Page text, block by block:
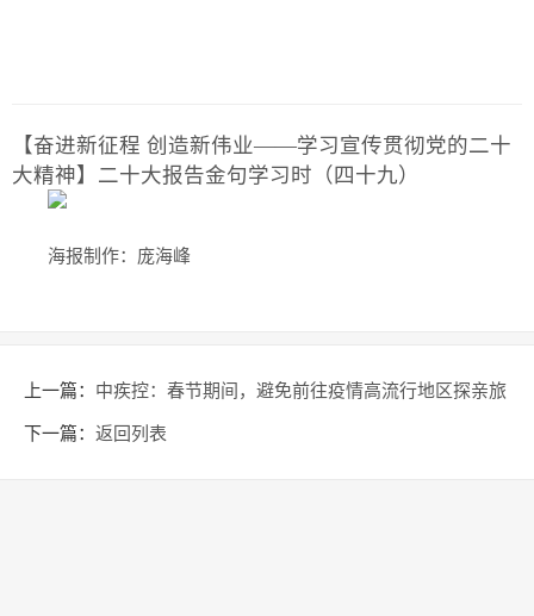
【奋进新征程 创造新伟业——学习宣传贯彻党的二十
大精神】二十大报告金句学习时（四十九）
海报制作：庞海峰
上一篇： 中疾控：春节期间，避免前往疫情高流行地区探亲旅
游
下一篇： 返回列表